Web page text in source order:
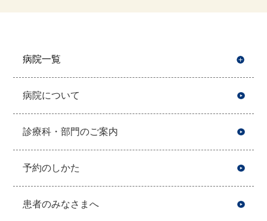
病院一覧
病院について
診療科・部門のご案内
予約のしかた
患者のみなさまへ